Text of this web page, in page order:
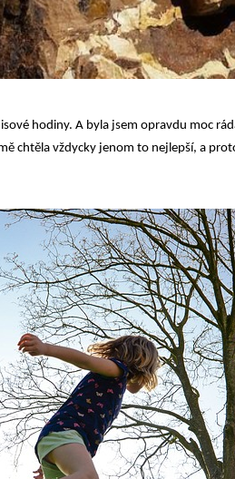
hodiny. A byla jsem opravdu moc
chtěla vždycky jenom to nejlepší, a